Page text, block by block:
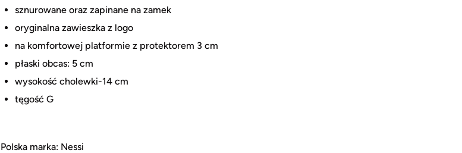
sznurowane oraz zapinane na zamek
oryginalna zawieszka z logo
na komfortowej platformie z protektorem 3 cm
płaski obcas: 5 cm
wysokość cholewki-14 cm
tęgość G
Polska marka: Nessi